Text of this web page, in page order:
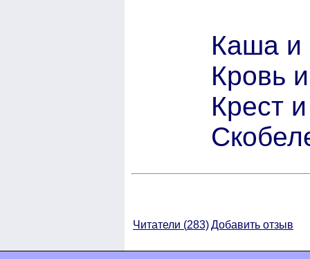
Каша и
Кровь
Крест
Читатели (283)Добавить отзыв